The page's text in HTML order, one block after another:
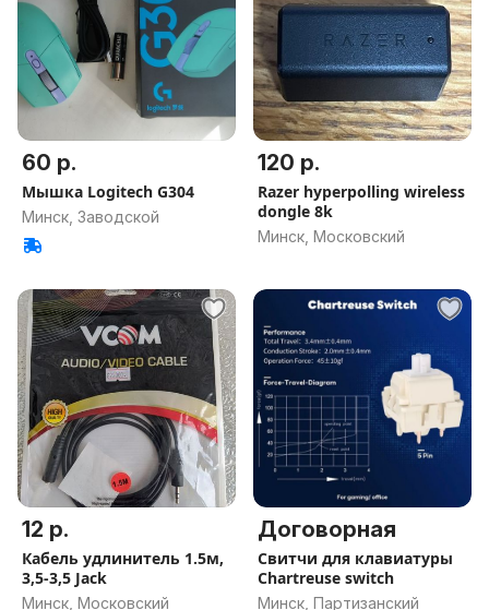
60 р.
Мышка Logitech G304
Минск, Заводской
120 р.
Razer hyperpolling wireless
dongle 8k
Минск, Московский
12 р.
Кабель удлинитель 1.5м,
3,5-3,5 Jack
Минск, Московский
Договорная
Свитчи для клавиатуры
Chartreuse switch
Минск, Партизанский